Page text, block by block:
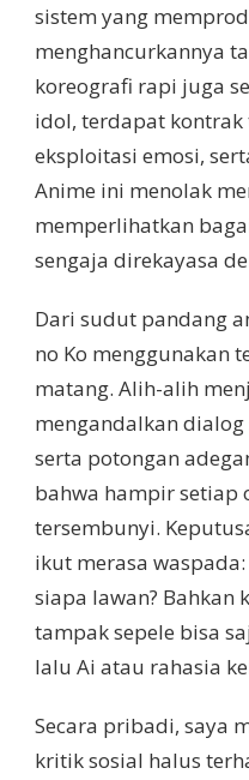
sistem yang
menghancurkannya
koreografi rapi juga
idol, terdapat kontrak
eksploitasi emosi,
Anime ini menolak
memperlihatkan
sengaja direkayasa
Dari sudut pandang
no Ko menggunakan
matang. Alih-alih
mengandalkan
serta potongan
bahwa hampir setiap
tersembunyi.
ikut merasa
siapa lawan? Bahkan
tampak sepele bisa
lalu Ai atau rahasia
Secara pribadi, saya
kritik sosial halus